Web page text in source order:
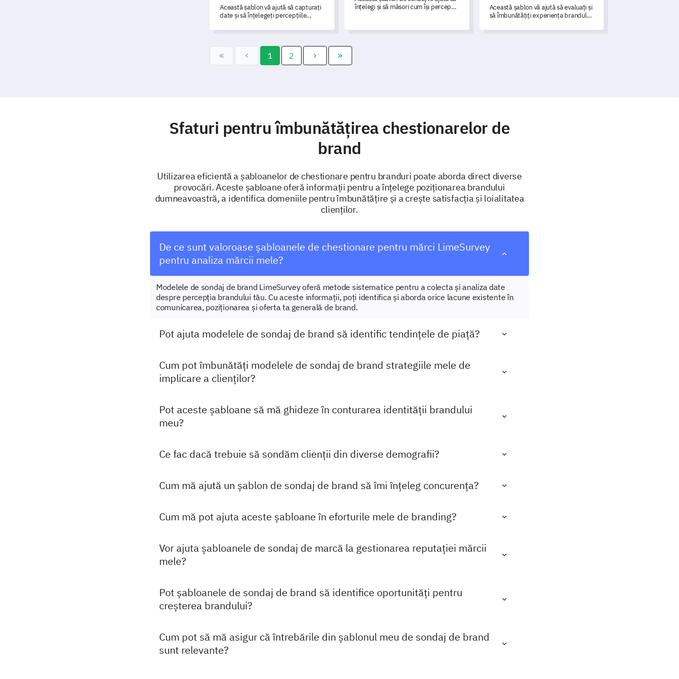
Această șablon vă ajută să capturați
date și să înțelegeți percepțiile
dumneavoastră.
înțelegi și să măsori cum își percep
Această șablon vă ajută să evaluați și
să îmbunătățiți experiența brandului
1 2
Sfaturi pentru îmbunătățirea chestionarelor de
brand
Utilizarea eficientă a șabloanelor de chestionare pentru branduri poate aborda direct diverse
provocări. Aceste șabloane oferă informații pentru a înțelege poziționarea brandului
dumneavoastră, a identifica domeniile pentru îmbunătățire și a crește satisfacția și loialitatea
clienților.
De ce sunt valoroase șabloanele de chestionare pentru mărci LimeSurvey
pentru analiza mărcii mele?
Modelele de sondaj de brand LimeSurvey oferă metode sistematice pentru a colecta și analiza date
despre percepția brandului tău. Cu aceste informații, poți identifica și aborda orice lacune existente în
comunicarea, poziționarea și oferta ta generală de brand.
Pot ajuta modelele de sondaj de brand să identific tendințele de piață?
Cum pot îmbunătăți modelele de sondaj de brand strategiile mele de
implicare a clienților?
Pot aceste șabloane să mă ghideze în conturarea identității brandului
meu?
Ce fac dacă trebuie să sondăm clienții din diverse demografii?
Cum mă ajută un șablon de sondaj de brand să îmi înțeleg concurența?
Cum mă pot ajuta aceste șabloane în eforturile mele de branding?
Vor ajuta șabloanele de sondaj de marcă la gestionarea reputației mărcii
mele?
Pot șabloanele de sondaj de brand să identifice oportunități pentru
creșterea brandului?
Cum pot să mă asigur că întrebările din șablonul meu de sondaj de brand
sunt relevante?